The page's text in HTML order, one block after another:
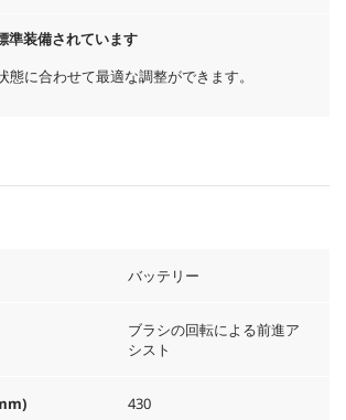
準装備されています
態に合わせて最適な調整ができます。
バッテリー
ブラシの回転による前進ア
シスト
430